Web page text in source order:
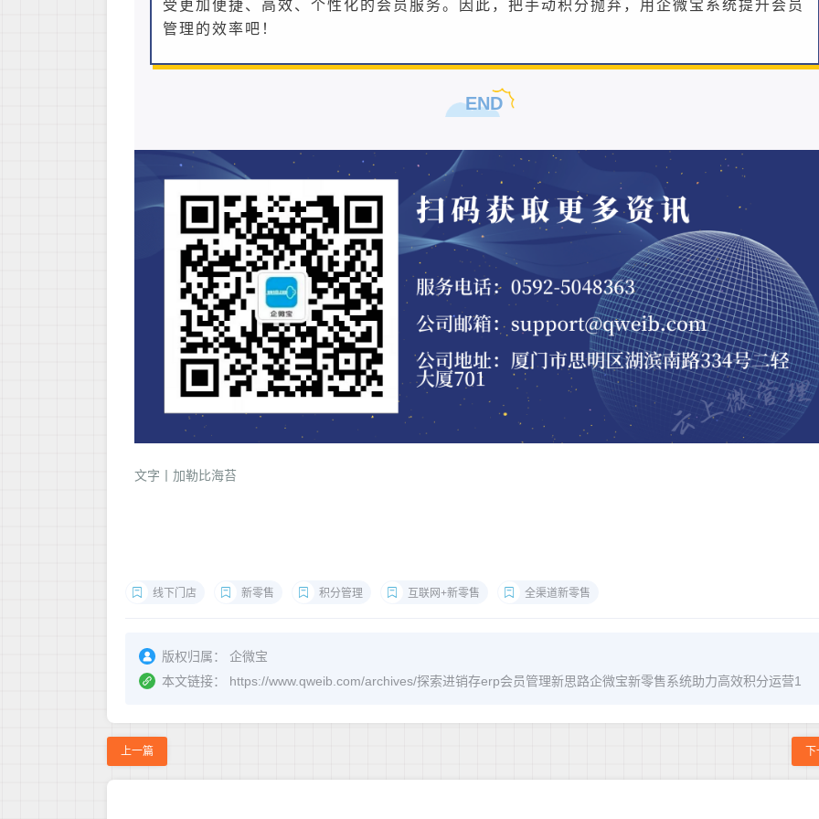
受更加便捷、高效、个性化的会员服务。因此，把手动积分抛弃，用企微宝系统提升会员
管理的效率吧！
END
文字丨加勒比海苔
线下门店 新零售 积分管理 互联网+新零售 全渠道新零售
版权归属：
企微宝
本文链接：
https://www.qweib.com/archives/探索进销存erp会员管理新思路企微宝新零售系统助力高效积分运营1
上一篇